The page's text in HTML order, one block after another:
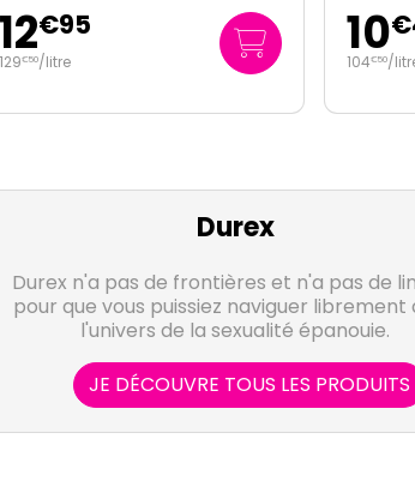
10€45
104€50/litre 10€
109€50/
Durex
Durex n'a pas de frontières et n'a pas de
pour que vous puissiez naviguer librement
l'univers de la sexualité épanouie.
JE DÉCOUVRE TOUS LES PRODUITS